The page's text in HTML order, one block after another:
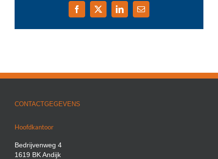
Facebook
X LinkedIn
E-
CONTACTGEGEVENS
Hoofdkantoor
Bedrijvenweg 4
1619 BK Andijk